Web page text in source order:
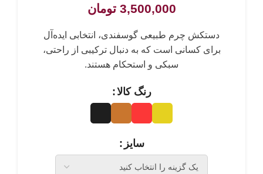
3,500,000 تومان
دستکش چرم طبیعی گوسفندی، انتخابی ایده‌آل
برای کسانی است که به دنبال ترکیبی از راحتی،
سبکی و استحکام هستند.
رنگ کالا
سایز